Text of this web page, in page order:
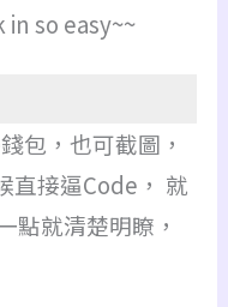
so easy~~
包，也可截圖，
直接逼Code， 就
點就清楚明瞭，